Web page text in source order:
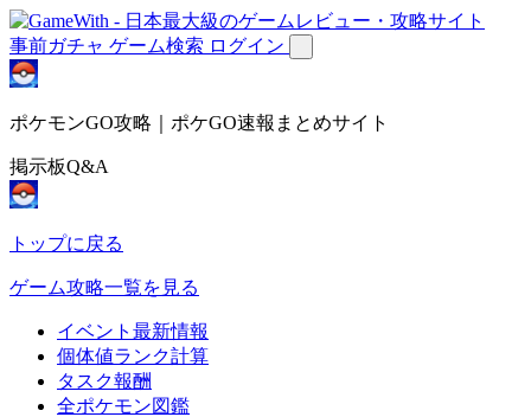
事前ガチャ ゲーム検索 ログイン
ポケモンGO攻略｜ポケGO速報まとめサイト
掲示板Q&A
トップに戻る
ゲーム攻略一覧を見る
イベント最新情報
個体値ランク計算
タスク報酬
全ポケモン図鑑